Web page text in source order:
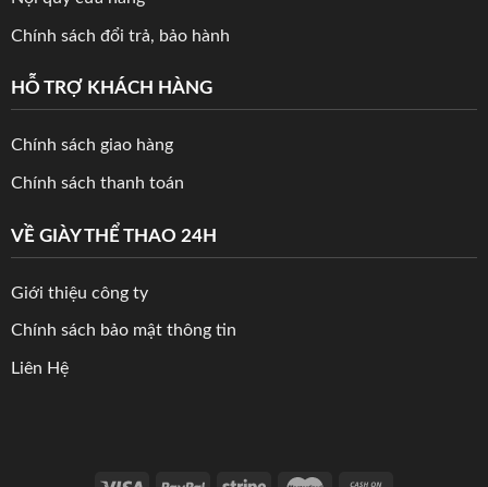
Chính sách đổi trả, bảo hành
HỖ TRỢ KHÁCH HÀNG
Chính sách giao hàng
Chính sách thanh toán
VỀ GIÀY THỂ THAO 24H
Giới thiệu công ty
Chính sách bảo mật thông tin
Liên Hệ